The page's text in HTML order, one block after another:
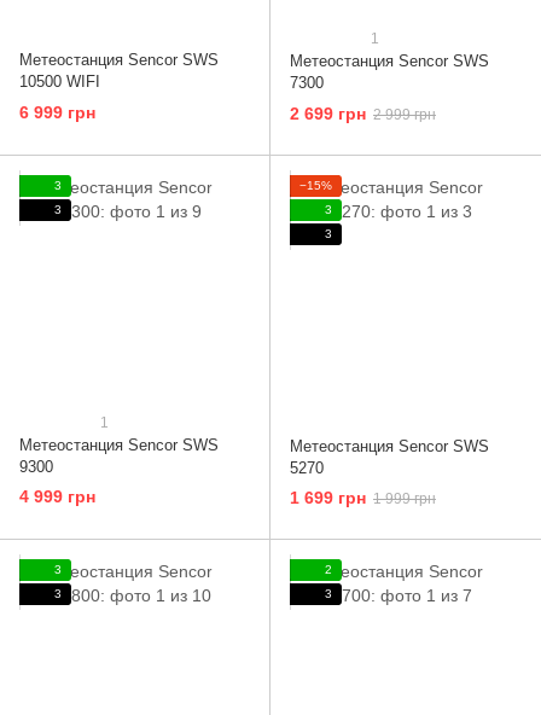
Метеостанция Sencor SWS
10500 WIFI
6 999 грн
1
Метеостанция Sencor SWS
7300
2 699 грн 2 999 грн
3
3
1
Метеостанция Sencor SWS
9300
4 999 грн
−15%
3
3
Метеостанция Sencor SWS
5270
1 699 грн 1 999 грн
3
3
2
3